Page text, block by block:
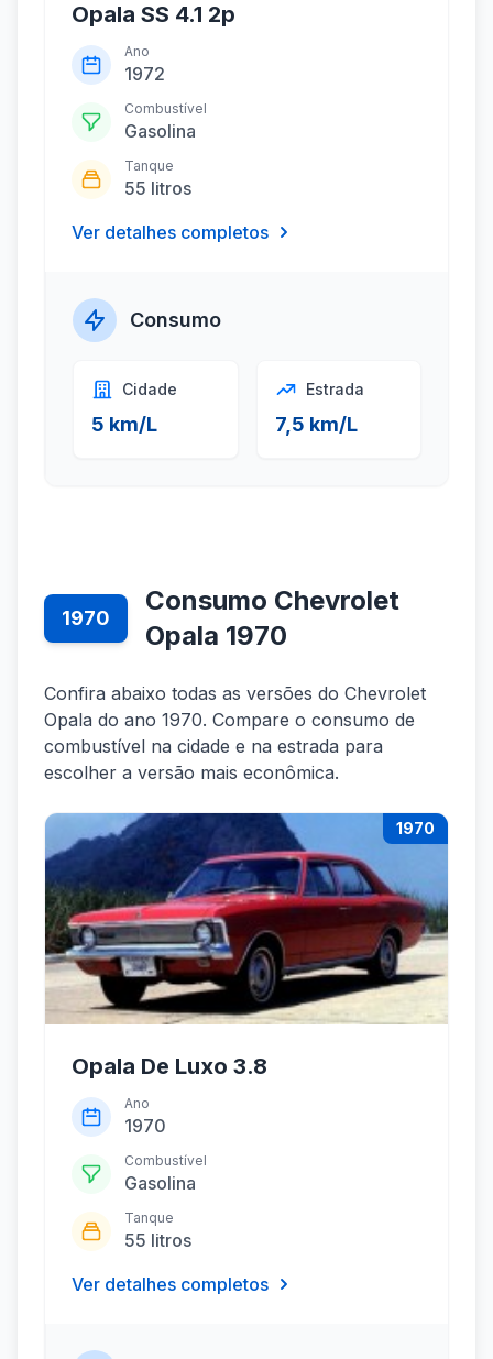
Opala SS 4.1 2p
Ano
1972
Combustível
Gasolina
Tanque
55 litros
Ver detalhes completos
Consumo
Cidade
5 km/L
Estrada
7,5 km/L
1970
Consumo Chevrolet
Opala 1970
Confira abaixo todas as versões do Chevrolet
Opala do ano 1970. Compare o consumo de
combustível na cidade e na estrada para
escolher a versão mais econômica.
1970
Opala De Luxo 3.8
Ano
1970
Combustível
Gasolina
Tanque
55 litros
Ver detalhes completos